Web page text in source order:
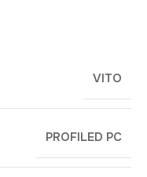
VITO
PROFILED PC